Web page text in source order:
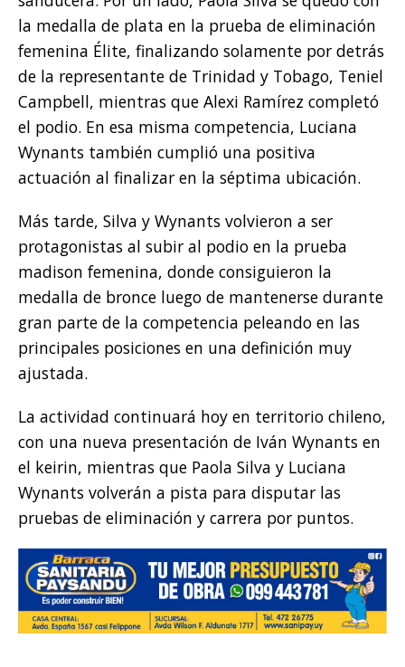
la medalla de plata en la prueba de eliminación
femenina Élite, finalizando solamente por detrás
de la representante de Trinidad y Tobago, Teniel
Campbell, mientras que Alexi Ramírez completó
el podio. En esa misma competencia, Luciana
Wynants también cumplió una positiva
actuación al finalizar en la séptima ubicación.
Más tarde, Silva y Wynants volvieron a ser
protagonistas al subir al podio en la prueba
madison femenina, donde consiguieron la
medalla de bronce luego de mantenerse durante
gran parte de la competencia peleando en las
principales posiciones en una definición muy
ajustada.
La actividad continuará hoy en territorio chileno,
con una nueva presentación de Iván Wynants en
el keirin, mientras que Paola Silva y Luciana
Wynants volverán a pista para disputar las
pruebas de eliminación y carrera por puntos.